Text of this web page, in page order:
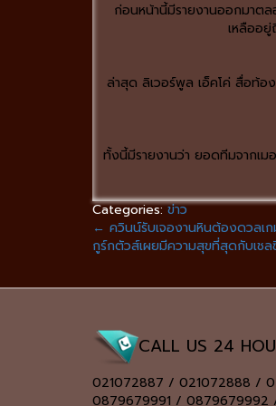
ก่อนหน้านี้มีรายงานออกมาต
เหลืออ
ล่าสุด ลิเวอร์พูล เอ็คโค่ สื่อท้อ
ทั้งนี้มีรายงานว่า ยอดทีมจากเ
Categories:ข่าว
← ควินน์รับเจองานหินต้องดวลเ
กูร์กตัวส์เผยมีความสุขที่สุดกับเชล
CALL US 24
021072887 / 021072888 /
0879679991 / 0879679992